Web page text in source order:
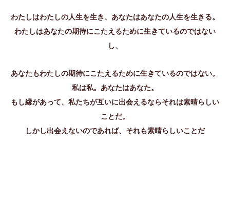
わたしはわたしの人生を生き、あなたはあなたの人生を生きる。
わたしはあなたの期待にこたえるために生きているのではない
し、
あなたもわたしの期待にこたえるために生きているのではない。
私は私。あなたはあなた。
もし縁があって、私たちが互いに出会えるならそれは素晴らしい
ことだ。
しかし出会えないのであれば、それも素晴らしいことだ